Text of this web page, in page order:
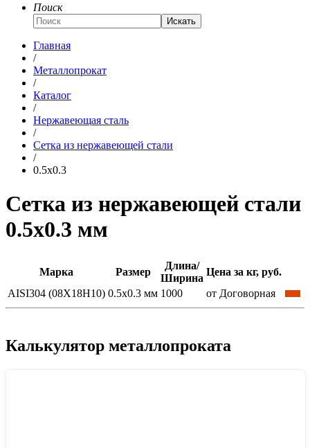
Поиск
Искать
Главная
/
Металлопрокат
/
Каталог
/
Нержавеющая сталь
/
Сетка из нержавеющей стали
/
0.5x0.3
Сетка из нержавеющей стали
0.5x0.3 мм
Марка Размер
Длина/
Ширина
Цена за кг, руб.
AISI304 (08Х18Н10) 0.5x0.3 мм 1000 от Договорная
Калькулятор металлопроката